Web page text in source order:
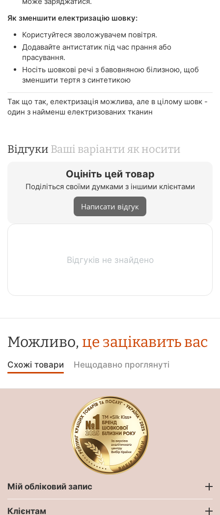
Як зменшити електризацію шовку:
Користуйтеся зволожувачем повітря.
Додавайте антистатик під час прання або
прасування.
Носіть шовкові речі з бавовняною білизною, щоб
зменшити тертя з синтетикою
Так що так, електризація можлива, але в цілому шовк -
один з найменш електризованих тканин
Відгуки Ваші варіанти як носити
Оцініть цей товар
Поділіться своїми думками з іншими клієнтами
Написати відгук
Відгуків не знайдено
Можливо, це зацікавить вас
Схожі товари Нещодавно проглянуті
Мій обліковий запис
Клієнтам